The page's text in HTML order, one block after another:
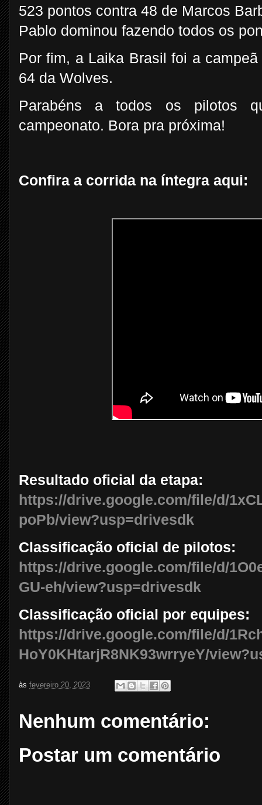
523 pontos contra 48 de Marcos
Pablo dominou fazendo todos os
Por fim, a Laika Brasil foi a
64 da Wolves.
Parabéns a todos os pilotos
campeonato. Bora pra próxima!
Confira a corrida na íntegra aqui:
Resultado oficial da etapa:
https://drive.google.com/file/d/
poPb/view?usp=drivesdk
Classificação oficial de pilotos:
https://drive.google.com/file/d/
GU-eh/view?usp=drivesdk
Classificação oficial por equipes:
https://drive.google.com/file/d/
HoY0KHtarjR8NK93wrryeY/
às fevereiro 20, 2023
Nenhum comentário:
Postar um comentário